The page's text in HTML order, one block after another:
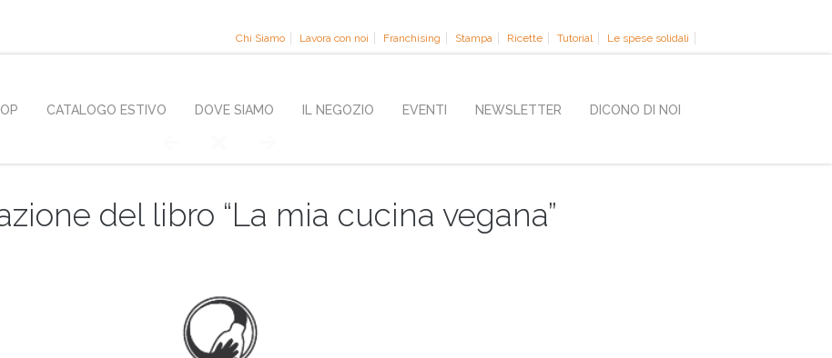
Chi Siamo Lavora con noi Franchising Stampa Ricette Tutorial Le spese solidali
CATALOGO ESTIVO DOVE SIAMO IL NEGOZIO EVENTI NEWSLETTER DICONO DI NOI
del libro “La mia cucina vegana”